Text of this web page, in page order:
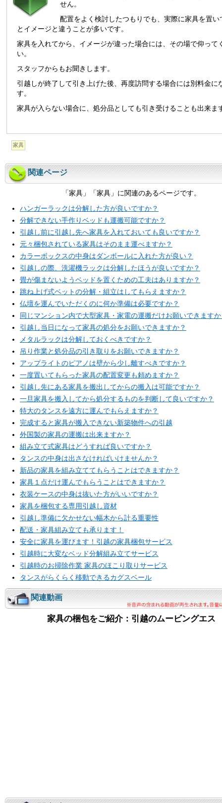
せん。
配置をよく検討したつもりでも、実際に家具を置い
とイメージと違うことが多いです。
家具を入れてから、イメージが違った場合には、その場で仰って
い。
スタッフからもお聞きします。
引越しが終了して引き上げた後、再度訪問する場合には別料金に
す。
家具が入らない場合に、処分品としても引き受けることも出来ま
家具
関連ページ
「家具」「家具」に関連のあるページです。
ハンガーラックは分解した方が良いですか？
分解できない手作りベッドも運搬可能ですか？
引越し前に引越し先へ家具を入れておいても良いですか？
元々梱包されている家具はそのまま運べますか？
カラーボックスの中身はダンボールに入れた方が良い？
引越しの際、洗濯機ラックは分解したほうが良いですか？
畳が傷まないようベッドを置くための工夫はありますか？
跳ね上げ式ベットの分解・組立はしてもらえますか？
仏壇を運んでいただくのに何か準備は必要ですか？
同じマンション内で大型家具・家電の運搬だけお願いできます
引越し当日になって家具の処分をお願いできますか？
メタルラックは分解しておくべきですか？
吊り作業と処分品の引き取りをお願いできますか？
アップライトのピアノは壁から少し離すべきですか？
一度置いてもらった家具の配置変更も頼めますか？
引越し先にある家具を搬出してからの搬入は可能ですか？
一旦家具を搬入してから処分するものを判断して良いですか？
特大のタンスを遠方に運んでもらえますか？
完成すると家具が搬入できない新築物件への引越
外国製の家具の運搬は出来ますか？
組み立て式家具はどうすれば良いですか？
タンスの中身は出さなければいけませんか？
新品の家具を組み立ててもらうことはできますか？
家具１点だけ運んでもらうことはできますか？
衣装ケースの中身は抜いた方がいいですか？
家具を梱包する専用引越し資材
引越し準備に欠かせない幅木から計る重要性
配送・家具組み立ても承ります！
安全に家具を運びます！引越の家具梱包サービス
引越時に大変なベッド分解組み立てサービス
引越時のお掃除作業 家具のほこり取りサービス
タンスがらくらく移動できるカグスベール
関連動画
家具の梱包をご紹介：引越のムービングエス